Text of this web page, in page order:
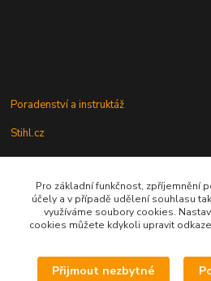
Poradenství a instruktáž
Stihl.cz
Údržba a servis
Rady a praktické informace
Pro základní funkčnost, zpříjemnění
účely a v případě udělení souhlasu
využíváme soubory cookies.
cookies můžete kdykoli upravit
Přijmout nezbytné